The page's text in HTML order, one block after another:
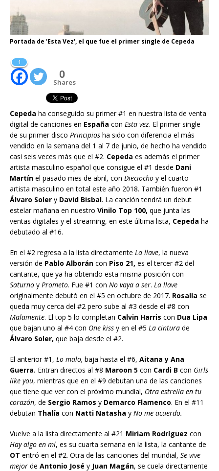
Portada de 'Esta Vez', el que fue el primer single de Cepeda
1
0
Shares
Cepeda ha conseguido su primer #1 en nuestra lista de venta
digital de canciones en España con Esta vez. El primer single
de su primer disco Principios ha sido con diferencia el más
vendido en la semana del 1 al 7 de junio, de hecho ha vendido
casi seis veces más que el #2. Cepeda es además el primer
artista masculino español que consigue el #1 desde Dani
Martín el pasado mes de abril, con Dieciocho y el cuarto
artista masculino en total este año 2018. También fueron #1
Álvaro Soler y David Bisbal. La canción tendrá un debut
estelar mañana en nuestro Vinilo Top 100, que junta las
ventas digitales y el streaming, en este última lista, Cepeda ha
debutado al #16.
En el #2 regresa a la lista directamente La llave, la nueva
versión de Pablo Alborán con Piso 21, es el tercer #2 del
cantante, que ya ha obtenido esta misma posición con
Saturno y Prometo. Fue #1 con No vaya a ser. La llave
originalmente debutó en el #5 en octubre de 2017. Rosalía se
queda muy cerca del #2 pero sube al #3 desde el #8 con
Malamente. El top 5 lo completan Calvin Harris con Dua Lipa
que bajan uno al #4 con One kiss y en el #5 La cintura de
Álvaro Soler, que baja desde el #2.
El anterior #1, Lo malo, baja hasta el #6, Aitana y Ana
Guerra. Entran directos al #8 Maroon 5 con Cardi B con Girls
like you, mientras que en el #9 debutan una de las canciones
que tiene que ver con el próximo mundial, Otra estrella en tu
corazón, de Sergio Ramos y Demarco Flamenco. En el #11
debutan Thalía con Natti Natasha y No me acuerdo.
Vuelve a la lista directamente al #21 Miriam Rodríguez con
Hay algo en mí, es su cuarta semana en la lista, la cantante de
OT entró en el #2. Otra de las canciones del mundial, Se vive
mejor de Antonio José y Juan Magán, se cuela directamente